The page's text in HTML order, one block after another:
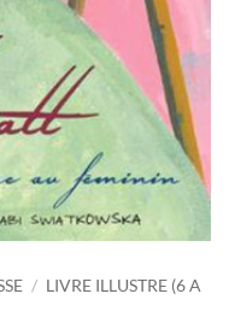
/ LIVRE ILLUSTRE (6 A